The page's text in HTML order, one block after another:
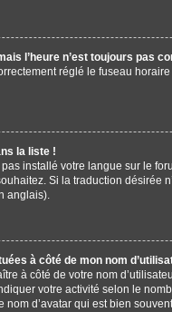
l’heure n’est toujours pas
réglé le fuseau
la liste !
installé votre langue sur le
Si la traduction désirée
anglais).
à côté de mon nom
à côté de votre nom
votre activité selon le
nom d’avatar qui est bien